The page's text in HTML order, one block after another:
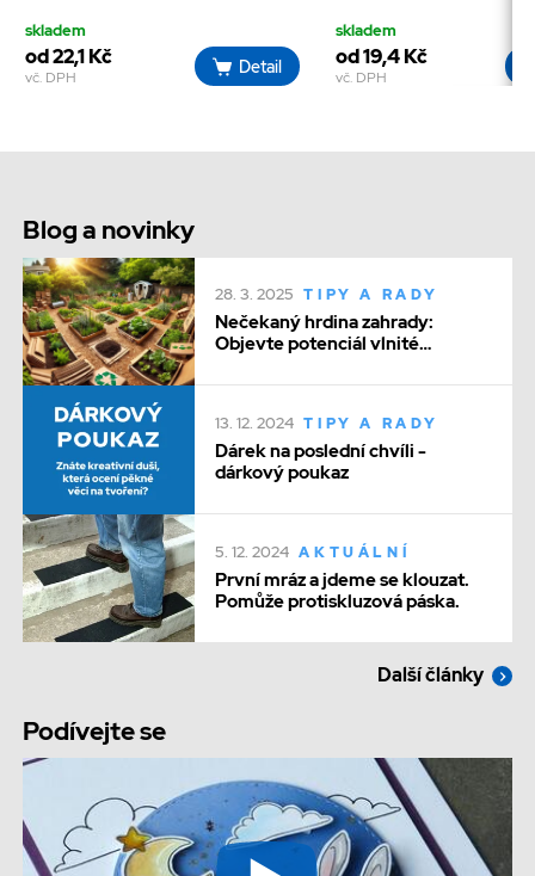
skladem
od 22,1 Kč
vč. DPH
Detail
skladem
od 19,4 Kč
vč. DPH
Blog a novinky
28. 3. 2025 TIPY A RADY
Nečekaný hrdina zahrady:
Objevte potenciál vlnité
13. 12. 2024 TIPY A RADY
Dárek na poslední chvíli -
dárkový poukaz
5. 12. 2024 AKTUÁLNÍ
První mráz a jdeme se klouzat.
Pomůže protiskluzová páska.
Další články
Podívejte se